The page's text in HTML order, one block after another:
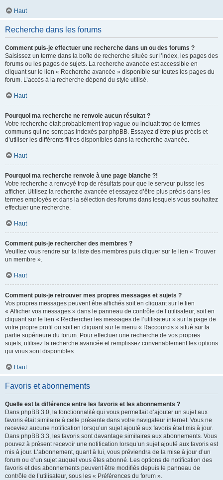
Haut
Recherche dans les forums
Comment puis-je effectuer une recherche dans un ou des forums ?
Saisissez un terme dans la boîte de recherche située sur l’index, les pages des
forums ou les pages de sujets. La recherche avancée est accessible en
cliquant sur le lien « Recherche avancée » disponible sur toutes les pages du
forum. L’accès à la recherche dépend du style utilisé.
Haut
Pourquoi ma recherche ne renvoie aucun résultat ?
Votre recherche était probablement trop vague ou incluait trop de termes
communs qui ne sont pas indexés par phpBB. Essayez d’être plus précis et
d’utiliser les différents filtres disponibles dans la recherche avancée.
Haut
Pourquoi ma recherche renvoie à une page blanche ?!
Votre recherche a renvoyé trop de résultats pour que le serveur puisse les
afficher. Utilisez la recherche avancée et essayez d’être plus précis dans les
termes employés et dans la sélection des forums dans lesquels vous souhaitez
effectuer une recherche.
Haut
Comment puis-je rechercher des membres ?
Veuillez vous rendre sur la liste des membres puis cliquer sur le lien « Trouver
un membre ».
Haut
Comment puis-je retrouver mes propres messages et sujets ?
Vos propres messages peuvent être affichés soit en cliquant sur le lien
« Afficher vos messages » dans le panneau de contrôle de l’utilisateur, soit en
cliquant sur le lien « Rechercher les messages de l’utilisateur » sur la page de
votre propre profil ou soit en cliquant sur le menu « Raccourcis » situé sur la
partie supérieure du forum. Pour effectuer une recherche de vos propres
sujets, utilisez la recherche avancée et remplissez convenablement les options
qui vous sont disponibles.
Haut
Favoris et abonnements
Quelle est la différence entre les favoris et les abonnements ?
Dans phpBB 3.0, la fonctionnalité qui vous permettait d’ajouter un sujet aux
favoris était similaire à celle présente dans votre navigateur internet. Vous ne
receviez aucune notification lorsqu’un sujet ajouté aux favoris était mis à jour.
Dans phpBB 3.3, les favoris sont davantage similaires aux abonnements. Vous
pouvez à présent recevoir une notification lorsqu’un sujet ajouté aux favoris est
mis à jour. L’abonnement, quant à lui, vous préviendra de la mise à jour d’un
forum ou d’un sujet auquel vous êtes abonné. Les options de notification des
favoris et des abonnements peuvent être modifiés depuis le panneau de
contrôle de l’utilisateur, sous les « Préférences du forum ».